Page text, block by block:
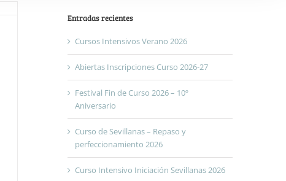
Entradas recientes
Cursos Intensivos Verano 2026
Abiertas Inscripciones Curso 2026-27
Festival Fin de Curso 2026 – 10º
Aniversario
Curso de Sevillanas – Repaso y
perfeccionamiento 2026
Curso Intensivo Iniciación Sevillanas 2026